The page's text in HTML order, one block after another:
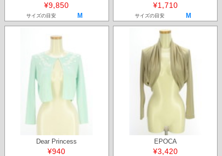
¥9,850
サイズの目安 M
¥1,710
サイズの目安 M
Dear Princess
¥940
EPOCA
¥3,420